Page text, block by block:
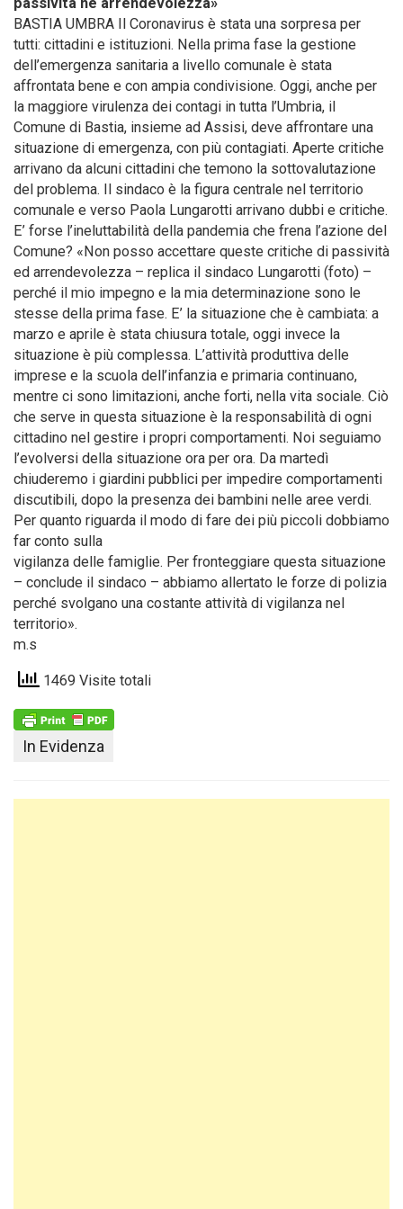
BASTIA UMBRA Il Coronavirus è stata una sorpresa per
tutti: cittadini e istituzioni. Nella prima fase la gestione
dell’emergenza sanitaria a livello comunale è stata
affrontata bene e con ampia condivisione. Oggi, anche per
la maggiore virulenza dei contagi in tutta l’Umbria, il
Comune di Bastia, insieme ad Assisi, deve affrontare una
situazione di emergenza, con più contagiati. Aperte critiche
arrivano da alcuni cittadini che temono la sottovalutazione
del problema. Il sindaco è la figura centrale nel territorio
comunale e verso Paola Lungarotti arrivano dubbi e critiche.
E’ forse l’ineluttabilità della pandemia che frena l’azione del
Comune? «Non posso accettare queste critiche di passività
ed arrendevolezza – replica il sindaco Lungarotti (foto) –
perché il mio impegno e la mia determinazione sono le
stesse della prima fase. E’ la situazione che è cambiata: a
marzo e aprile è stata chiusura totale, oggi invece la
situazione è più complessa. L’attività produttiva delle
imprese e la scuola dell’infanzia e primaria continuano,
mentre ci sono limitazioni, anche forti, nella vita sociale. Ciò
che serve in questa situazione è la responsabilità di ogni
cittadino nel gestire i propri comportamenti. Noi seguiamo
l’evolversi della situazione ora per ora. Da martedì
chiuderemo i giardini pubblici per impedire comportamenti
discutibili, dopo la presenza dei bambini nelle aree verdi.
Per quanto riguarda il modo di fare dei più piccoli dobbiamo
far conto sulla
vigilanza delle famiglie. Per fronteggiare questa situazione
– conclude il sindaco – abbiamo allertato le forze di polizia
perché svolgano una costante attività di vigilanza nel
territorio».
m.s
1469 Visite totali
In Evidenza